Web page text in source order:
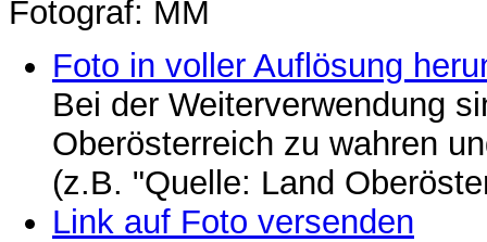
Fotograf: MM
Foto in voller Auflösung
Bei der Weiterverwendung
Oberösterreich zu wahren
(z.B. "Quelle: Land
Link auf Foto versenden